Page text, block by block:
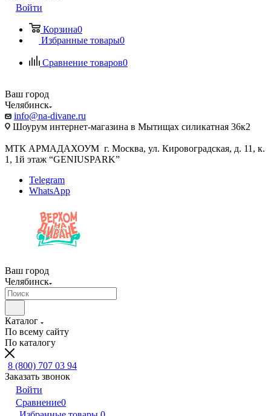
Войти
Корзина0
Избранные товары0
Сравнение товаров0
Ваш город
Челябинск
info@na-divane.ru
Шоурум интернет-магазина в Мытищах силикатная 36к2
МТК АРМАДАХОУМ г. Москва, ул. Кировоградская, д. 11, к.
1, 1й этаж “GENIUSPARK”
Telegram
WhatsApp
Ваш город
Челябинск
Каталог
По всему сайту
По каталогу
8 (800) 707 03 94
Заказать звонок
Войти
Сравнение0